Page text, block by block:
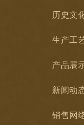
历史文
生产工
产品展
新闻动
销售网